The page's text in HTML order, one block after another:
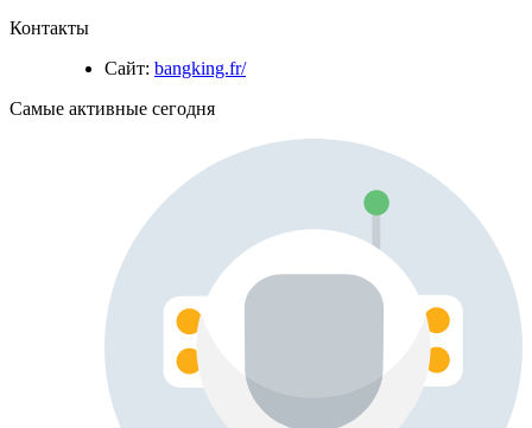
Контакты
Сайт: bangking.fr/
Самые активные сегодня